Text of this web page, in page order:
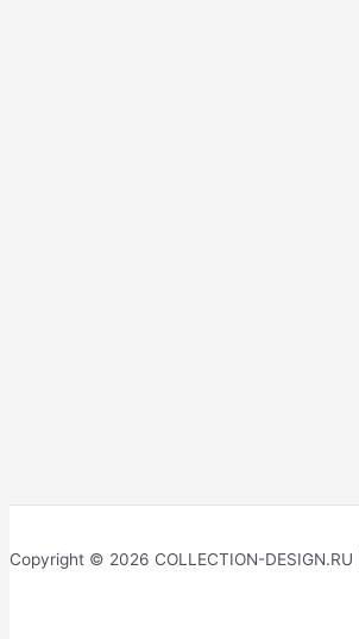
Copyright © 2026 COLLECTION-DESIGN.RU |